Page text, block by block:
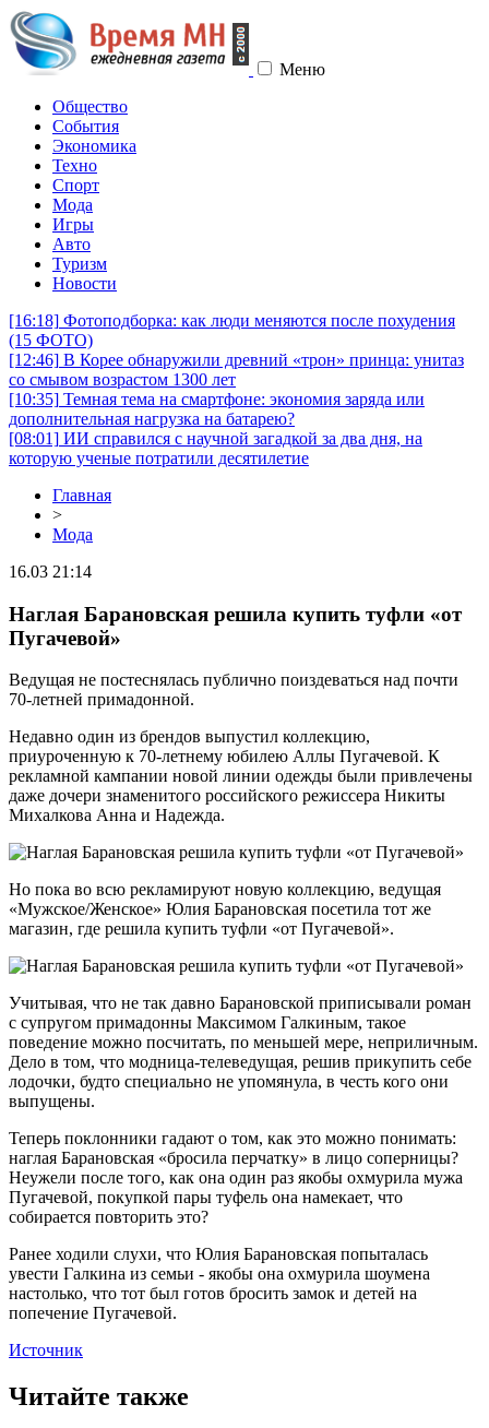
Меню
Общество
События
Экономика
Техно
Спорт
Мода
Игры
Авто
Туризм
Новости
[16:18] Фотоподборка: как люди меняются после похудения
(15 ФОТО)
[12:46] В Корее обнаружили древний «трон» принца: унитаз
со смывом возрастом 1300 лет
[10:35] Темная тема на смартфоне: экономия заряда или
дополнительная нагрузка на батарею?
[08:01] ИИ справился с научной загадкой за два дня, на
которую ученые потратили десятилетие
Главная
>
Мода
16.03 21:14
Наглая Барановская решила купить туфли «от
Пугачевой»
Ведущая не постеснялась публично поиздеваться над почти
70-летней примадонной.
Недавно один из брендов выпустил коллекцию,
приуроченную к 70-летнему юбилею Аллы Пугачевой. К
рекламной кампании новой линии одежды были привлечены
даже дочери знаменитого российского режиссера Никиты
Михалкова Анна и Надежда.
Но пока во всю рекламируют новую коллекцию, ведущая
«Мужское/Женское» Юлия Барановская посетила тот же
магазин, где решила купить туфли «от Пугачевой».
Учитывая, что не так давно Барановской приписывали роман
с супругом примадонны Максимом Галкиным, такое
поведение можно посчитать, по меньшей мере, неприличным.
Дело в том, что модница-телеведущая, решив прикупить себе
лодочки, будто специально не упомянула, в честь кого они
выпущены.
Теперь поклонники гадают о том, как это можно понимать:
наглая Барановская «бросила перчатку» в лицо соперницы?
Неужели после того, как она один раз якобы охмурила мужа
Пугачевой, покупкой пары туфель она намекает, что
собирается повторить это?
Ранее ходили слухи, что Юлия Барановская попыталась
увести Галкина из семьи - якобы она охмурила шоумена
настолько, что тот был готов бросить замок и детей на
попечение Пугачевой.
Источник
Читайте также